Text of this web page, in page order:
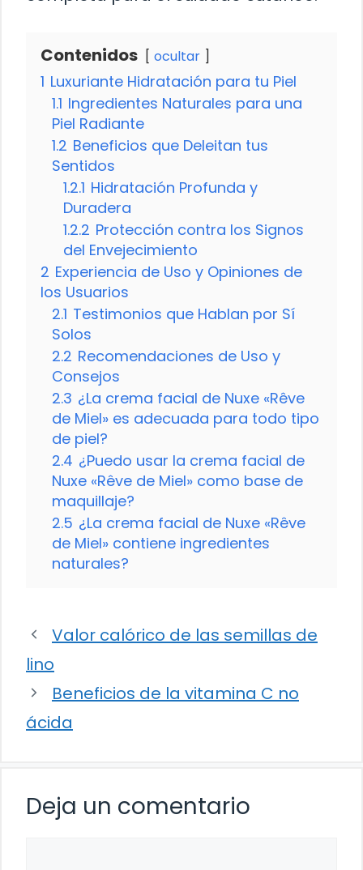
Contenidos ocultar
1 Luxuriante Hidratación para tu Piel
1.1 Ingredientes Naturales para una
Piel Radiante
1.2 Beneficios que Deleitan tus
Sentidos
1.2.1 Hidratación Profunda y
Duradera
1.2.2 Protección contra los Signos
del Envejecimiento
2 Experiencia de Uso y Opiniones de
los Usuarios
2.1 Testimonios que Hablan por Sí
Solos
2.2 Recomendaciones de Uso y
Consejos
2.3 ¿La crema facial de Nuxe «Rêve
de Miel» es adecuada para todo tipo
de piel?
2.4 ¿Puedo usar la crema facial de
Nuxe «Rêve de Miel» como base de
maquillaje?
2.5 ¿La crema facial de Nuxe «Rêve
de Miel» contiene ingredientes
naturales?
Valor calórico de las semillas de
lino
Beneficios de la vitamina C no
ácida
Deja un comentario